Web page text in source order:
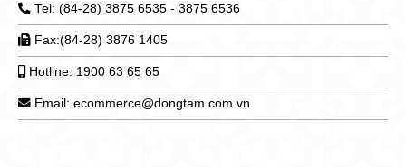
Tel: (84-28) 3875 6535 - 3875 6536
Fax:(84-28) 3876 1405
Hotline: 1900 63 65 65
Email: ecommerce@dongtam.com.vn